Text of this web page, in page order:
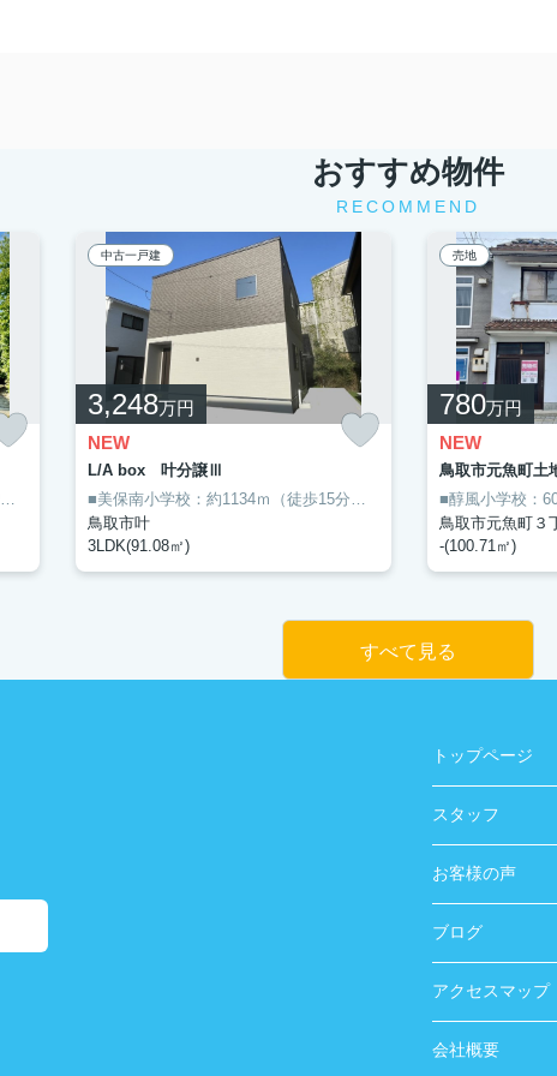
おすすめ物件
RECOMMEND
■智頭小学校：約1416m(徒歩18分)■智頭中学校：約1450ｍ(徒歩19分)◎こだわりポイント満載の八頭郡智頭町 中古戸建◎智頭病院の目の前に立地◎電動シャッター付車庫で雪の時も安心！不動産探しで重視しているポイントを、当社にお聞かせください！当社は数多くの不動産情報を取り扱っております！ぜひ当社の利用をご検討ください
中古一戸建
3,248万円
NEW
L/A box 叶分譲Ⅲ
■美保南小学校：約1134ｍ（徒歩15分）■南中学校：約2428ｍ（徒歩31分）足の不自由な人も楽に移動することができる平坦地です◎前面道路6m以上は確保しているので車の出し入れもラクラクです◎お客様ご自身の手で希望条件に沿った物件を見つけてくるというのは、簡単なことではありません◎それなら当社スタッフのようなプロに任せてみるのも手でしょう(#^^#)
鳥取市叶
3LDK(91.08㎡)
売地
780万円
NEW
鳥取市元魚町土
鳥取市元魚町３
-(100.71㎡)
すべて見る
トップページ
スタッフ
お客様の声
ブログ
アクセスマップ
会社概要